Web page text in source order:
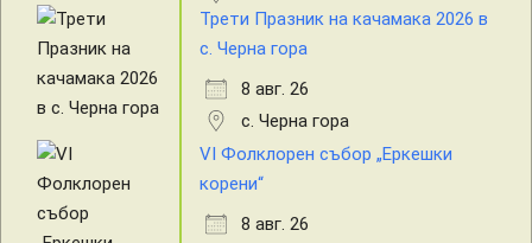
Трети Празник на качамака 2026 в
с. Черна гора
8 авг. 26
с. Черна гора
VI Фолклорен събор „Еркешки
корени“
8 авг. 26